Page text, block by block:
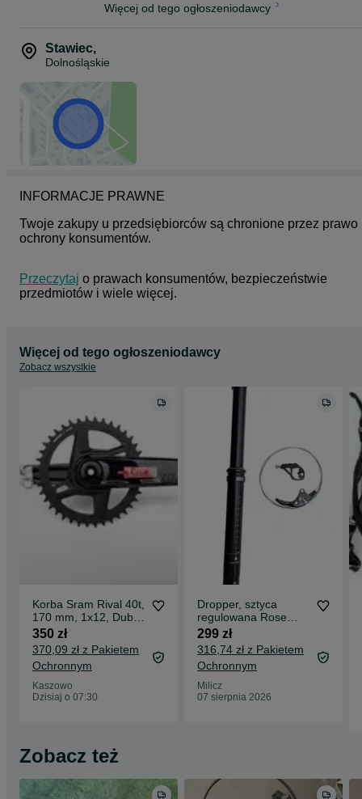
Więcej od tego ogłoszeniodawcy
Stawiec,
Dolnośląskie
INFORMACJE PRAWNE
Twoje zakupy u przedsiębiorców są chronione przez prawo
ochrony konsumentów.
Przeczytaj o prawach konsumentów, bezpieczeństwie
przedmiotów i wiele więcej.
Więcej od tego ogłoszeniodawcy
Zobacz wszystkie
Korba Sram Rival 40t,
170 mm, 1x12, Dub
Wide, FV23%, nowa
(687)
350 zł
370,09 zł z Pakietem
Ochronnym
Kaszowo
Dzisiaj o 07:30
Dropper, sztyca
regulowana Rose
31,6 mm 459 mm,
150 mm, z manetką,
nowa (2143)
299 zł
316,74 zł z Pakietem
Ochronnym
Milicz
07 sierpnia 2026
Zobacz też